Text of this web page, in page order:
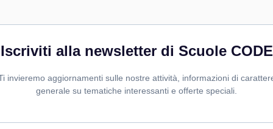
Iscriviti alla newsletter di Scuole CODE
invieremo aggiornamenti sulle nostre attività, informazioni di
generale su tematiche interessanti e offerte speciali.